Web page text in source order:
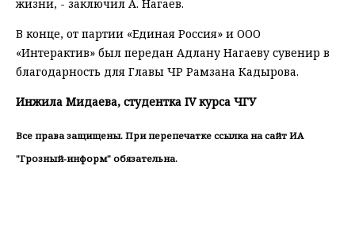
жизни, - заключил А. Нагаев.
В конце, от партии «Единая Россия» и ООО
«Интерактив» был передан Адлану Нагаеву сувенир в
благодарность для Главы ЧР Рамзана Кадырова.
Инжила Мидаева, студентка IV курса ЧГУ
Все права защищены. При перепечатке ссылка на сайт ИА
"Грозный-информ" обязательна.